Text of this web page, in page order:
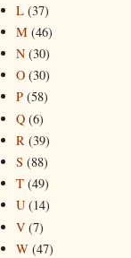
L (37)
M (46)
N (30)
O (30)
P (58)
Q (6)
R (39)
S (88)
T (49)
U (14)
V (7)
W (47)